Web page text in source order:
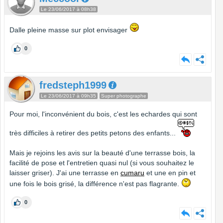
Le 23/06/2017 à 08h38
Dalle pleine masse sur plot envisager
0
fredsteph1999
Le 23/06/2017 à 09h35 Super photographe
Pour moi, l'inconvénient du bois, c'est les echardes qui sont
très difficiles à retirer des petits petons des enfants...
Mais je rejoins les avis sur la beauté d'une terrasse bois, la
facilité de pose et l'entretien quasi nul (si vous souhaitez le
laisser griser). J'ai une terrasse en cumaru et une en pin et
une fois le bois grisé, la différence n'est pas flagrante.
0